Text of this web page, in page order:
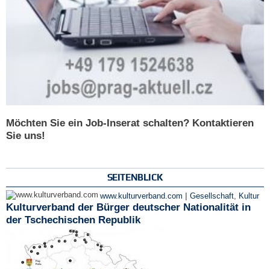
Möchten Sie ein Job-Inserat schalten? Kontaktieren
Sie uns!
SEITENBLICK
www.kulturverband.com | Gesellschaft, Kultur
Kulturverband der Bürger deutscher Nationalität in
der Tschechischen Republik